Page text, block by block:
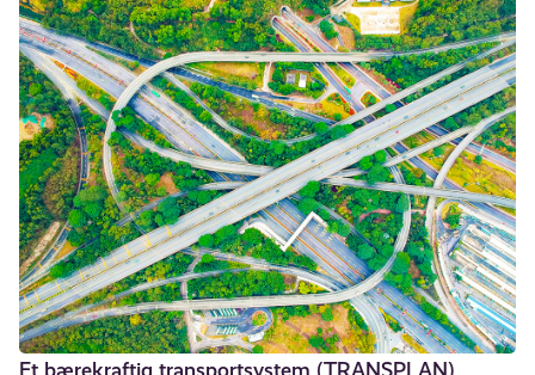
Et bærekraftig transportsystem (TRANSPLAN)